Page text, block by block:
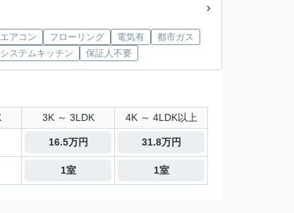
エアコン フローリング 電気有
都市ガス
システムキッチン
保証人不要
3K ～ 3LDK 4K ～ 4LDK以上
16.5万円 31.8万円
1室 1室